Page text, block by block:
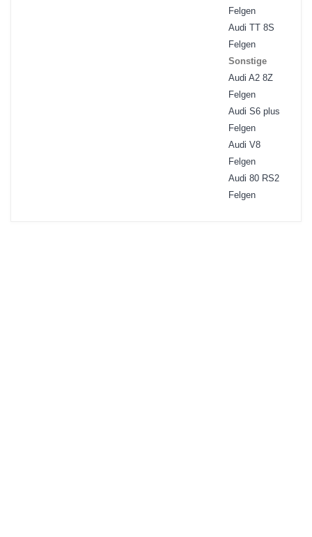
Felgen
Audi TT 8S
Felgen
Sonstige
Audi A2 8Z
Felgen
Audi S6 plus
Felgen
Audi V8
Felgen
Audi 80 RS2
Felgen